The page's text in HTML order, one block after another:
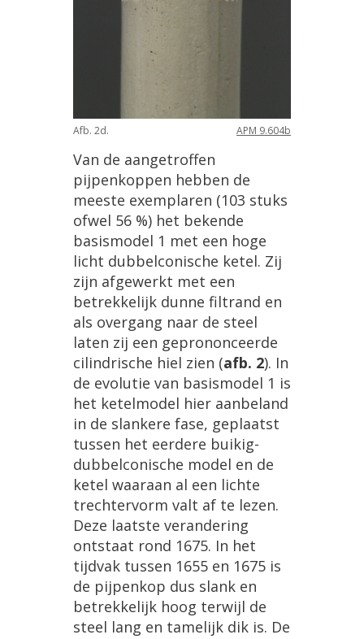
Afb. 2d. APM 9.604b
Van de aangetroffen
pijpenkoppen hebben de
meeste exemplaren (103 stuks
ofwel 56 %) het bekende
basismodel 1 met een hoge
licht dubbelconische ketel. Zij
zijn afgewerkt met een
betrekkelijk dunne filtrand en
als overgang naar de steel
laten zij een geprononceerde
cilindrische hiel zien (afb. 2). In
de evolutie van basismodel 1 is
het ketelmodel hier aanbeland
in de slankere fase, geplaatst
tussen het eerdere buikig-
dubbelconische model en de
ketel waaraan al een lichte
trechtervorm valt af te lezen.
Deze laatste verandering
ontstaat rond 1675. In het
tijdvak tussen 1655 en 1675 is
de pijpenkop dus slank en
betrekkelijk hoog terwijl de
steel lang en tamelijk dik is. De